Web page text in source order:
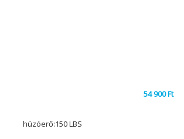
54 900Ft
húzóerő:150 LBS